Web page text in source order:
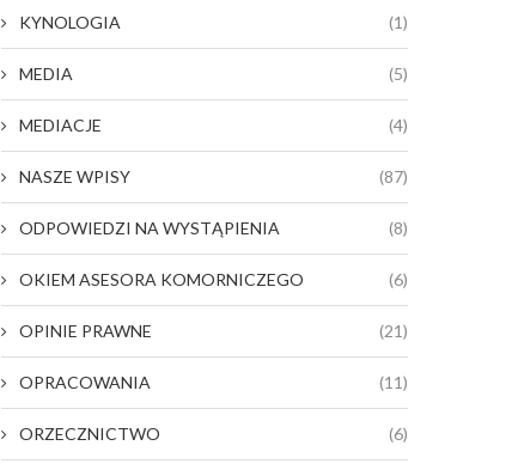
KYNOLOGIA (1)
MEDIA (5)
MEDIACJE (4)
NASZE WPISY (87)
ODPOWIEDZI NA WYSTĄPIENIA (8)
OKIEM ASESORA KOMORNICZEGO (6)
OPINIE PRAWNE (21)
OPRACOWANIA (11)
ORZECZNICTWO (6)